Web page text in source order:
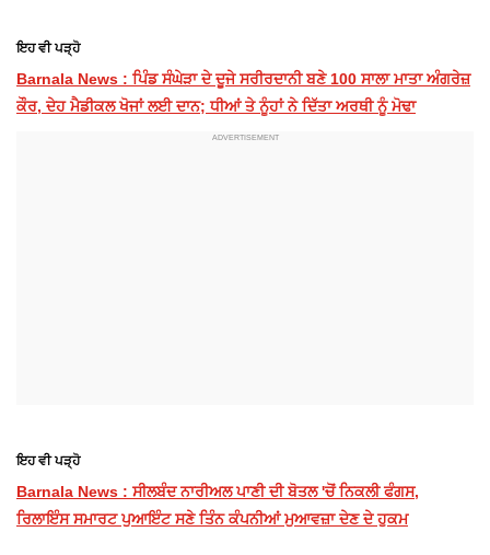
ਇਹ ਵੀ ਪੜ੍ਹੋ
Barnala News : ਪਿੰਡ ਸੰਘੇੜਾ ਦੇ ਦੂਜੇ ਸਰੀਰਦਾਨੀ ਬਣੇ 100 ਸਾਲਾ ਮਾਤਾ ਅੰਗਰੇਜ਼
ਕੌਰ, ਦੇਹ ਮੈਡੀਕਲ ਖੋਜਾਂ ਲਈ ਦਾਨ; ਧੀਆਂ ਤੇ ਨੂੰਹਾਂ ਨੇ ਦਿੱਤਾ ਅਰਥੀ ਨੂੰ ਮੋਢਾ
ਇਹ ਵੀ ਪੜ੍ਹੋ
Barnala News : ​ਸੀਲਬੰਦ ਨਾਰੀਅਲ ਪਾਣੀ ਦੀ ਬੋਤਲ 'ਚੋਂ ਨਿਕਲੀ ਫੰਗਸ,
ਰਿਲਾਇੰਸ ਸਮਾਰਟ ਪੁਆਇੰਟ ਸਣੇ ਤਿੰਨ ਕੰਪਨੀਆਂ ਮੁਆਵਜ਼ਾ ਦੇਣ ਦੇ ਹੁਕਮ